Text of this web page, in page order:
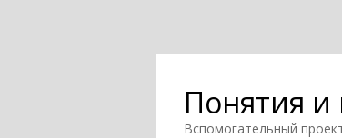
Понятия и
Вспомогательный